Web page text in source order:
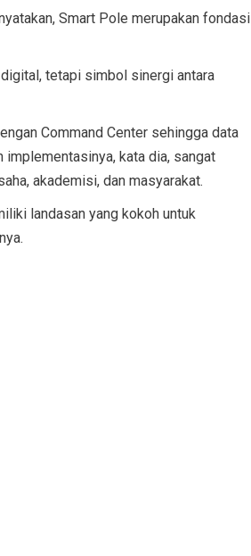
Smart Pole merupakan fondasi
tetapi simbol sinergi antara
Command Center sehingga data
implementasinya, kata dia, sangat
akademisi, dan masyarakat.
landasan yang kokoh untuk